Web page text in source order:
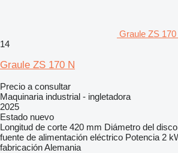
Graule ZS
14
Graule ZS 170 N
Precio a consultar
Maquinaria industrial - ingletadora
2025
Estado nuevo
Longitud de corte 420 mm Diámetro del disco
fuente de alimentación eléctrico Potencia 2
fabricaciónAlemania